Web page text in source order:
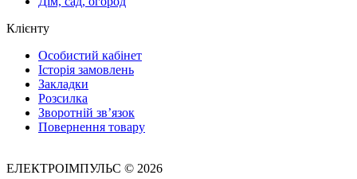
Клієнту
Особистий кабінет
Історія замовлень
Закладки
Розсилка
Зворотній зв’язок
Повернення товару
ЕЛЕКТРОІМПУЛЬС © 2026